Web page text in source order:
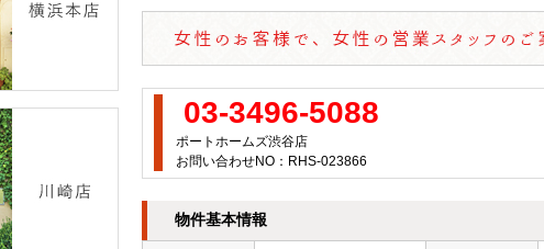
03-3496-5088
ポートホームズ渋谷店
お問い合わせNO：RHS-023866
物件基本情報